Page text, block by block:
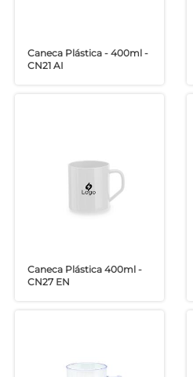
Caneca Plástica - 400ml -
CN21 AI
Caneca Plástica 400ml -
CN27 EN